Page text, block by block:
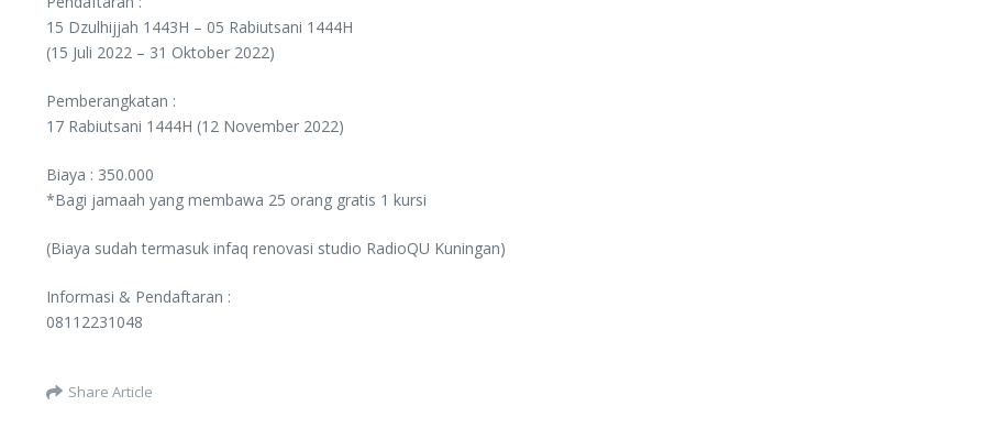
15 Dzulhijjah 1443H – 05 Rabiutsani 1444H
(15 Juli 2022 – 31 Oktober 2022)
Pemberangkatan :
17 Rabiutsani 1444H (12 November 2022)
Biaya : 350.000
*Bagi jamaah yang membawa 25 orang gratis 1 kursi
(Biaya sudah termasuk infaq renovasi studio RadioQU Kuningan)
Informasi & Pendaftaran :
08112231048
Share Article